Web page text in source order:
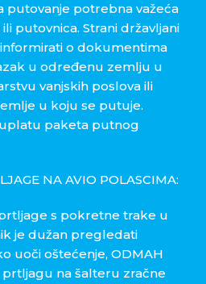
putovanje potrebna važeća
putovnica. Strani državljani
o dokumentima
u određenu zemlju u
vanjskih poslova ili
u koju se putuje.
paketa putnog
NA AVIO POLASCIMA:
s pokretne trake u
je dužan pregledati
uoči oštećenje, ODMAH
na šalteru zračne